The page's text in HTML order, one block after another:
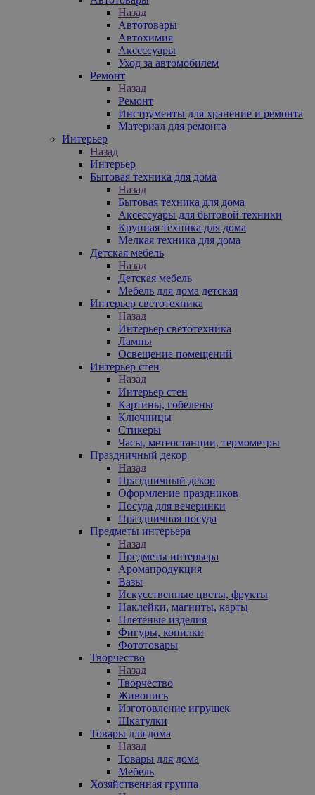
Назад
Автотовары
Автохимия
Аксессуары
Уход за автомобилем
Ремонт
Назад
Ремонт
Инструменты для хранение и ремонта
Материал для ремонта
Интерьер
Назад
Интерьер
Бытовая техника для дома
Назад
Бытовая техника для дома
Аксессуары для бытовой техники
Крупная техника для дома
Мелкая техника для дома
Детская мебель
Назад
Детская мебель
Мебель для дома детская
Интерьер светотехника
Назад
Интерьер светотехника
Лампы
Освещение помещений
Интерьер стен
Назад
Интерьер стен
Картины, гобелены
Ключницы
Стикеры
Часы, метеостанции, термометры
Праздничный декор
Назад
Праздничный декор
Оформление праздников
Посуда для вечеринки
Праздничная посуда
Предметы интерьера
Назад
Предметы интерьера
Аромапродукция
Вазы
Искусственные цветы, фрукты
Наклейки, магниты, карты
Плетеные изделия
Фигуры, копилки
Фототовары
Творчество
Назад
Творчество
Живопись
Изготовление игрушек
Шкатулки
Товары для дома
Назад
Товары для дома
Мебель
Хозяйственная группа